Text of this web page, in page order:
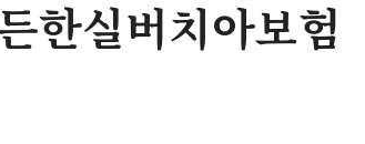
한실버치아보험